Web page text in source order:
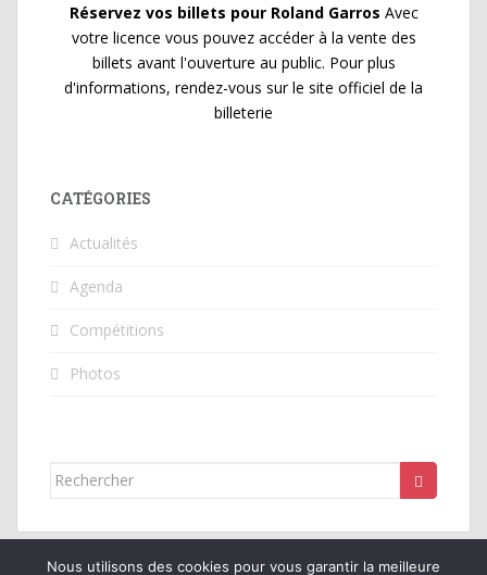
Réservez vos billets pour Roland Garros Avec
votre licence vous pouvez accéder à la vente des
billets avant l'ouverture au public. Pour plus
d'informations, rendez-vous sur le site officiel de la
billeterie
CATÉGORIES
Actualités
Agenda
Compétitions
Photos
Rechercher...
Nous utilisons des cookies pour vous garantir la meilleure